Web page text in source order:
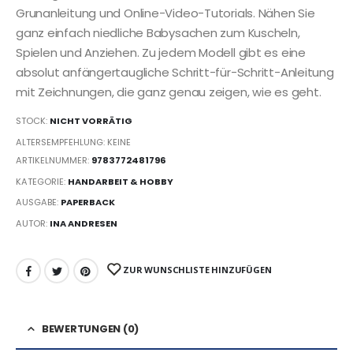
Grunanleitung und Online-Video-Tutorials. Nähen Sie
ganz einfach niedliche Babysachen zum Kuscheln,
Spielen und Anziehen. Zu jedem Modell gibt es eine
absolut anfängertaugliche Schritt-für-Schritt-Anleitung
mit Zeichnungen, die ganz genau zeigen, wie es geht.
STOCK: NICHT VORRÄTIG
ALTERSEMPFEHLUNG: KEINE
ARTIKELNUMMER: 9783772481796
KATEGORIE: HANDARBEIT & HOBBY
AUSGABE: PAPERBACK
AUTOR: INA ANDRESEN
ZUR WUNSCHLISTE HINZUFÜGEN
BEWERTUNGEN (0)